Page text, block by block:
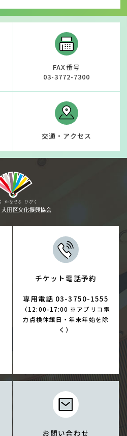
FAX番号
03-3772-7300
交通・アクセス
チケット電話予約
専用電話 03-3750-1555
（12:00-17:00 ※アプリコ電
力点検休館日・年末年始を除
く）
お問い合わせ